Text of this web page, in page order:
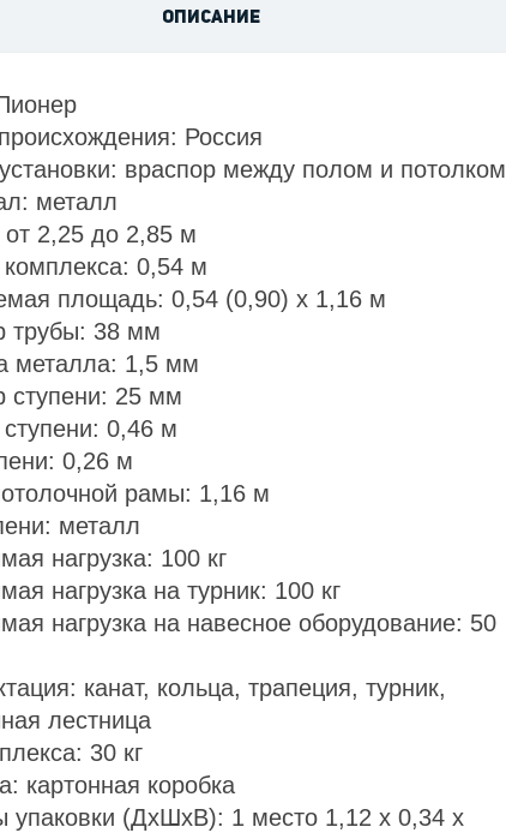
ОПИСАНИЕ
Россия
враспор между полом и потолком
металл
2,25 до 2,85 м
0,54 м
площадь: 0,54 (0,90) х 1,16 м
трубы: 38 мм
металла: 1,5 мм
ступени: 25 мм
0,46 м
0,26 м
рамы: 1,16 м
металл
нагрузка: 100 кг
нагрузка на турник: 100 кг
нагрузка на навесное оборудование: 50
канат, кольца, трапеция, турник,
лестница
30 кг
картонная коробка
упаковки (ДхШхВ): 1 место 1,12 х 0,34 х